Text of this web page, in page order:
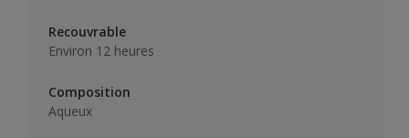
Recouvrable
Environ 12 heures
Composition
Aqueux